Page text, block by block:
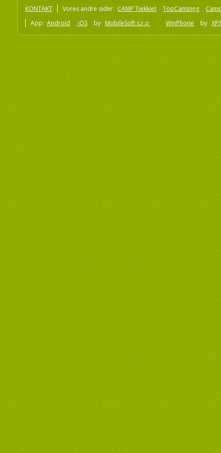
KONTAKT Vores andre sider: CAMP Tjekkiet TopCamping
App: Android iOS by MobileSoft s.r.o WinPhone by